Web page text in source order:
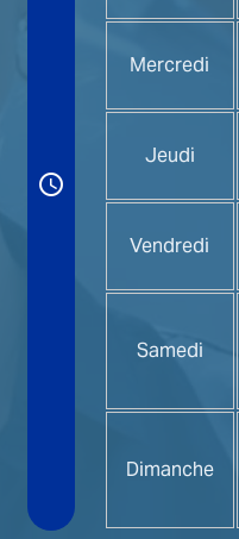
access_time
Mercredi
Jeudi
Vendredi
Samedi
Dimanche